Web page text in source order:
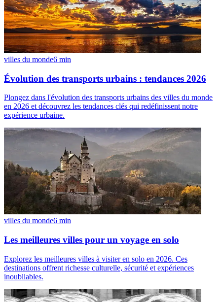
villes du monde6 min
Évolution des transports urbains : tendances 2026
Plongez dans l'évolution des transports urbains des villes du monde
en 2026 et découvrez les tendances clés qui redéfinissent notre
expérience urbaine.
villes du monde6 min
Les meilleures villes pour un voyage en solo
Explorez les meilleures villes à visiter en solo en 2026. Ces
destinations offrent richesse culturelle, sécurité et expériences
inoubliables.